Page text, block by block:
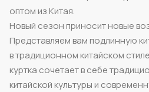
оптом из Китая.
Новый сезон приносит новые
Представляем вам подлинную
в традиционном китайском
куртка сочетает в себе
китайской культуры и